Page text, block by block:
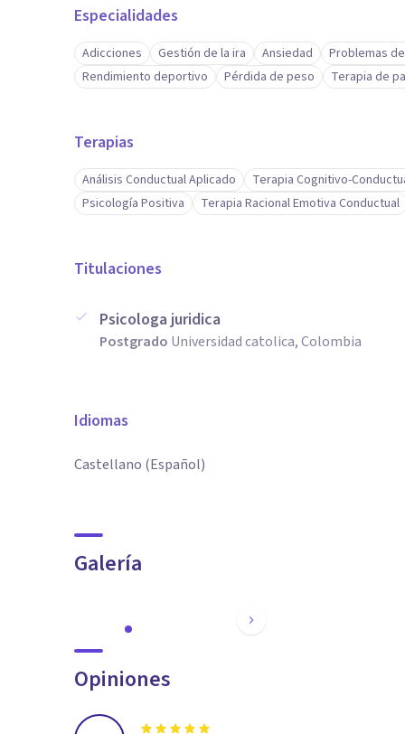
Especialidades
Adicciones Gestión de la ira Ansiedad Problemas
Rendimiento deportivo
Pérdida de peso Terapia de
Terapias
Análisis Conductual Aplicado Terapia Cognitivo-
Psicología Positiva
Terapia Racional Emotiva Conductual
Titulaciones
Psicologa juridica
Postgrado Universidad catolica, Colombia
Idiomas
Castellano (Español)
Galería
Opiniones